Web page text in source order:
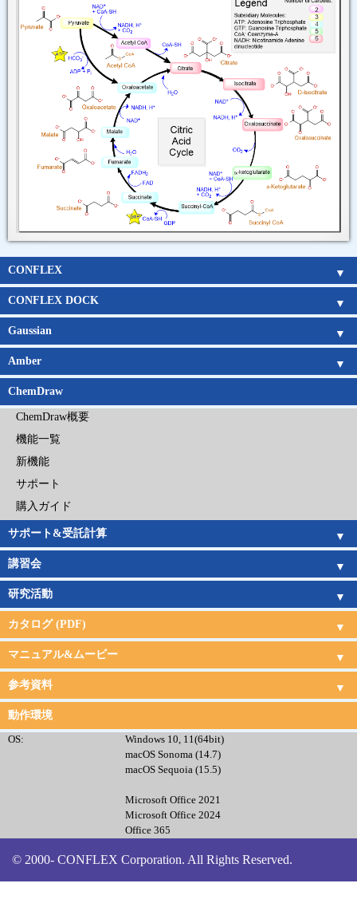
CONFLEX
CONFLEX
Parallel CONFLEX
Interface
新機能
アルゴリズム
Gaussianとの連携
チュートリアルムービー
価格表 企業
官公庁
教育機関
CONFLEX DOCK
CONFLEX DOCK
アルゴリズム
チュートリアルムービー
価格表
Gaussian
Gaussian概要
Gaussian 16新機能
GaussView概要
GaussView 6 新機能
CONFLEXとの連携
Gaussian日本語マニュアル
キーワードリスト
GaussView日本語マニュアル
電子構造論による化学の探究
Amber
Amber概要
Amber新機能
日本語チュートリアル
Amber旧バージョン
Amberの価格
ChemDraw
ChemDraw概要
機能一覧
新機能
サポート
購入ガイド
サポート&受託計算
サポートサービス
受託計算サービス
講習会
講習会概要
講習会日程
研究活動
研究活動
カタログ (PDF)
CONFLEX
CONFLEX DOCK
Gaussian&GaussView
Amber
ChemDraw
受託計算
サポート・講習会
マニュアル&ムービー
CONFLEX & DOCKマニュアル
CONFLEX & DOCKムービー
Gaussian日本語マニュアル
Amber日本語チュートリアル
参考資料
CONFLEX&Gaussian連携
文献
現代化学サンプル分子
動作環境
OS:
Windows 10, 11(64bit)
macOS Sonoma (14.7)
macOS Sequoia (15.5)
Microsoft Office 2021
Microsoft Office 2024
Office 365
© 2000- CONFLEX Corporation. All Rights Reserved.